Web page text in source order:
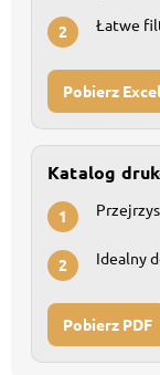
2 Łatwe
Pobierz Excel
Katalog
1
2 Idealny
Pobierz PDF